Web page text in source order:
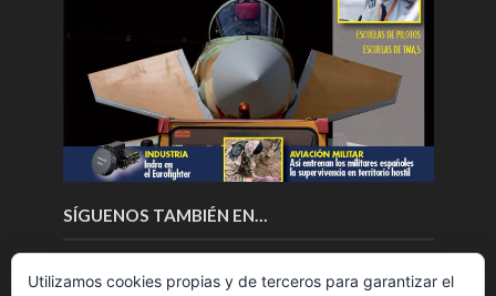
SÍGUENOS TAMBIÉN EN…
Utilizamos cookies propias y de terceros para garantizar el